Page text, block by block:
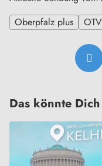
Oberpfalz plus
OTV
Das könnte